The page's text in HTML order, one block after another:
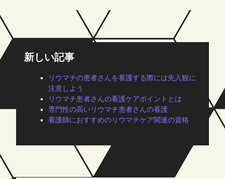
新しい記事
リウマチの患者さんを看護する際には先入観に
注意しよう
リウマチ患者さんの看護ケアポイントとは
専門性の高いリウマチ患者さんの看護
看護師におすすめのリウマチケア関連の資格